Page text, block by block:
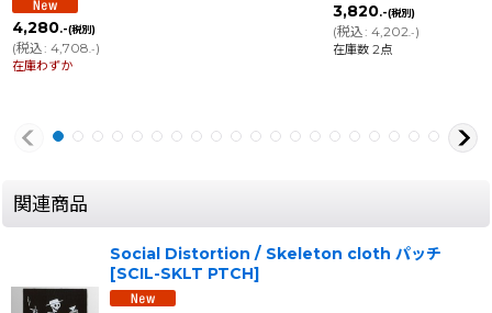
4,280.-(税別)
(税込: 4,708 .-)
在庫わずか
3,820.-(税別)
(税込: 4,202 .-)
在庫数 2点
関連商品
Social Distortion / Skeleton cloth パッチ
[SCIL-SKLT PTCH]